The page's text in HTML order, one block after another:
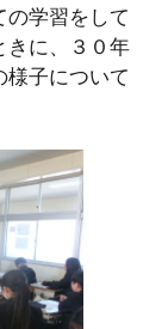
の学習をして
きに、３０年
子について